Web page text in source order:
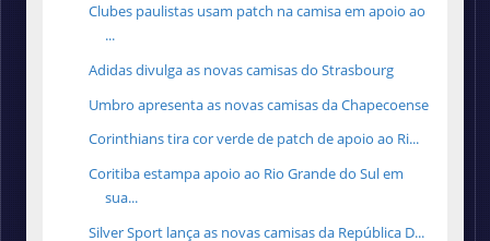
Clubes paulistas usam patch na camisa em apoio ao
...
Adidas divulga as novas camisas do Strasbourg
Umbro apresenta as novas camisas da Chapecoense
Corinthians tira cor verde de patch de apoio ao Ri...
Coritiba estampa apoio ao Rio Grande do Sul em
sua...
Silver Sport lança as novas camisas da República D...